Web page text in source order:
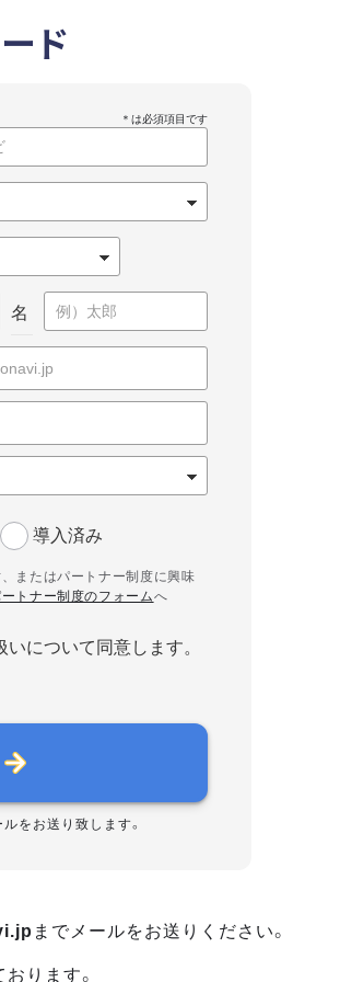
ド
名
導入済み
またはパートナー制度に興味
トナー制度のフォームへ
について同意します。
をお送り致します。
までメールをお送りください。
ります。